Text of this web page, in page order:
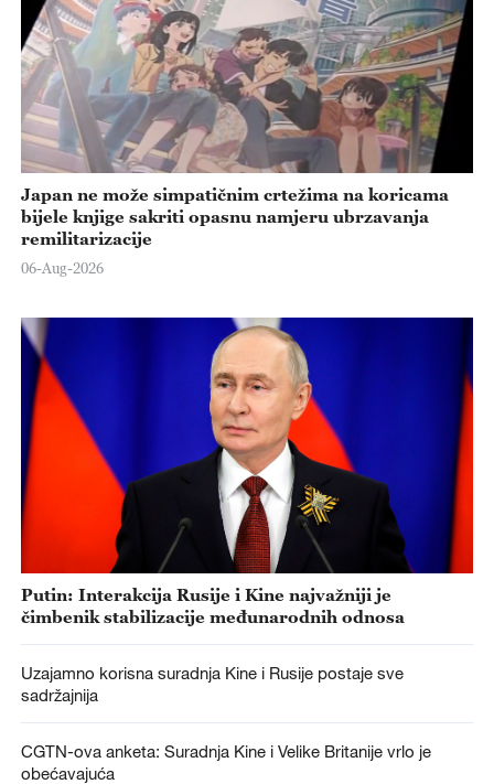
Japan ne može simpatičnim crtežima na koricama
bijele knjige sakriti opasnu namjeru ubrzavanja
remilitarizacije
06-Aug-2026
Putin: Interakcija Rusije i Kine najvažniji je
čimbenik stabilizacije međunarodnih odnosa
Uzajamno korisna suradnja Kine i Rusije postaje sve
sadržajnija
CGTN-ova anketa: Suradnja Kine i Velike Britanije vrlo je
obećavajuća